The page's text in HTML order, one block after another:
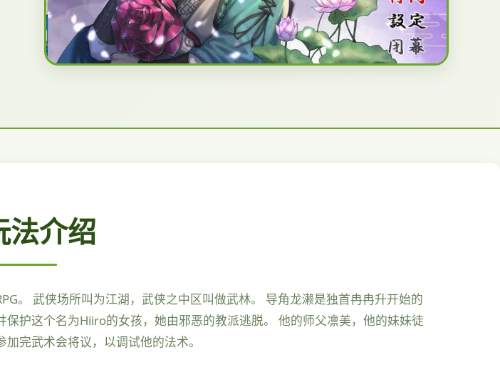
法介绍
。 武侠场所叫为江湖，武侠之中区叫做武林。 导角龙濑是独首冉冉升开始的
护这个名为Hiiro的女孩，她由邪恶的教派逃脱。 他的师父凛美，他的妹妹徒
完武术会将议，以调试他的法术。